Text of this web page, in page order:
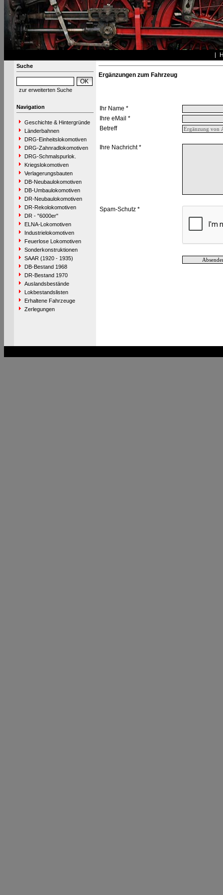
Suche
zur erweiterten Suche
Navigation
Geschichte & Hintergründe
Länderbahnen
DRG-Einheitslokomotiven
DRG-Zahnradlokomotiven
DRG-Schmalspurlok.
Kriegslokomotiven
Verlagerungsbauten
DB-Neubaulokomotiven
DB-Umbaulokomotiven
DR-Neubaulokomotiven
DR-Rekolokomotiven
DR - "6000er"
ELNA-Lokomotiven
Industrielokomotiven
Feuerlose Lokomotiven
Sonderkonstruktionen
SAAR (1920 - 1935)
DB-Bestand 1968
DR-Bestand 1970
Auslandsbestände
Lokbestandslisten
Erhaltene Fahrzeuge
Zerlegungen
Ergänzungen zum Fahrzeug
Ihr Name *
Ihre eMail *
Betreff
Ihre Nachricht *
Spam-Schutz *